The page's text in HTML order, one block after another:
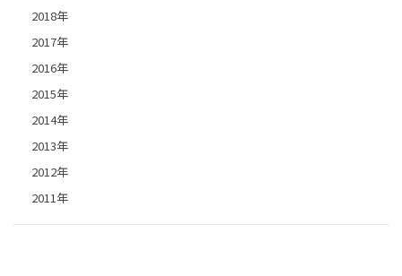
2018年
2017年
2016年
2015年
2014年
2013年
2012年
2011年